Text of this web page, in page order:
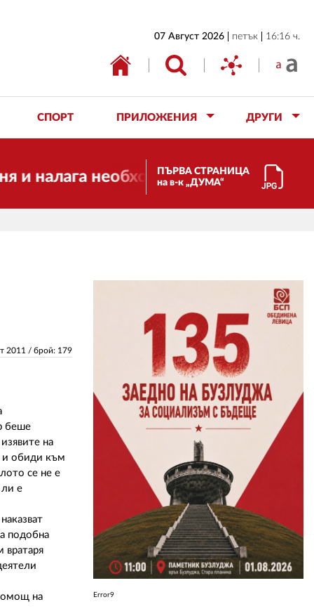
07 Август 2026 петък 16:16 ч.
СПОРТ ПРИЛОЖЕНИЯ ДРУГИ
необходимостта от
ПЪРВА СТРАНИЦА
на в-к „ДУМА“
2011 / брой: 179
беше
на
и обиди към
се не е
ли е
подобна
вратаря
на Error9
ИКОНОМИКА
ОБЩЕСТВО
АВТОРИ
РЕДАКЦИЯ
РЕКЛАМА
АБОНАМЕНТ
УСЛОВИЯ ЗА ПОЛЗВАНЕ
ПОЛИТИКА ЗА БИСКВИТКИТЕ
ПОЛИТИКАТА ЗА